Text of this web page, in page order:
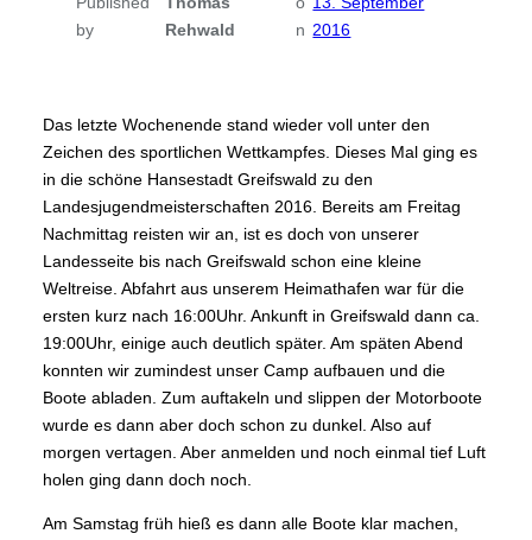
by
Rehwald
n 2016
Das letzte Wochenende stand wieder voll unter den
Zeichen des sportlichen Wettkampfes. Dieses Mal ging es
in die schöne Hansestadt Greifswald zu den
Landesjugendmeisterschaften 2016. Bereits am Freitag
Nachmittag reisten wir an, ist es doch von unserer
Landesseite bis nach Greifswald schon eine kleine
Weltreise. Abfahrt aus unserem Heimathafen war für die
ersten kurz nach 16:00Uhr. Ankunft in Greifswald dann ca.
19:00Uhr, einige auch deutlich später. Am späten Abend
konnten wir zumindest unser Camp aufbauen und die
Boote abladen. Zum auftakeln und slippen der Motorboote
wurde es dann aber doch schon zu dunkel. Also auf
morgen vertagen. Aber anmelden und noch einmal tief Luft
holen ging dann doch noch.
Am Samstag früh hieß es dann alle Boote klar machen,